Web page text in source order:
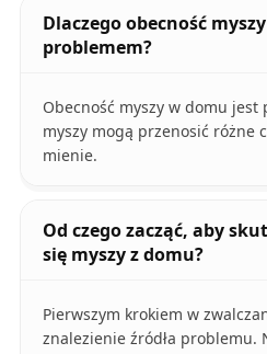
Dlaczego obecność
problemem?
Obecność myszy w domu
myszy mogą przenosić różne
mienie.
Od czego zacząć, aby
się myszy z domu?
Pierwszym krokiem w
znalezienie źródła problemu.